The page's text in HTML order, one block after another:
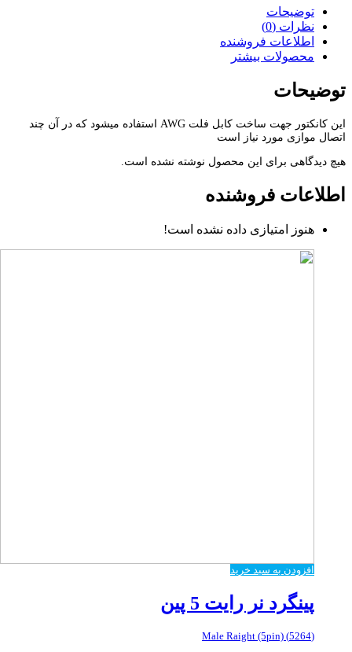
توضیحات
نظرات (0)
اطلاعات فروشنده
محصولات بیشتر
توضیحات
این کانکتور جهت ساخت کابل فلت AWG استفاده میشود که در آن چند
اتصال موازی مورد نیاز است
هیچ دیدگاهی برای این محصول نوشته نشده است.
اطلاعات فروشنده
هنوز امتیازی داده نشده است!
افزودن به سبد خرید
پینگرد نر رایت 5 پین
(5264) Male Raight (5pin)